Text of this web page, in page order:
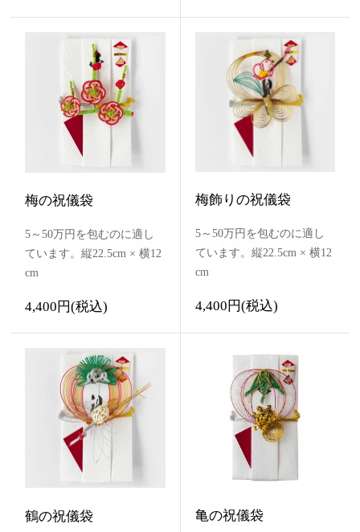
梅の祝儀袋
5～50万円を包むのに適し
ています。縦22.5cm × 横12
cm
4,400円(税込)
梅飾りの祝儀袋
5～50万円を包むのに適し
ています。縦22.5cm × 横12
cm
4,400円(税込)
鶴の祝儀袋 亀の祝儀袋